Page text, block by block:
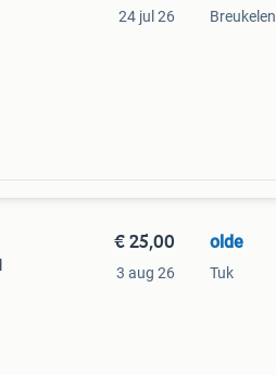
24 jul 26 Breukelen
€ 25,00
3 aug 26
olde
Tuk